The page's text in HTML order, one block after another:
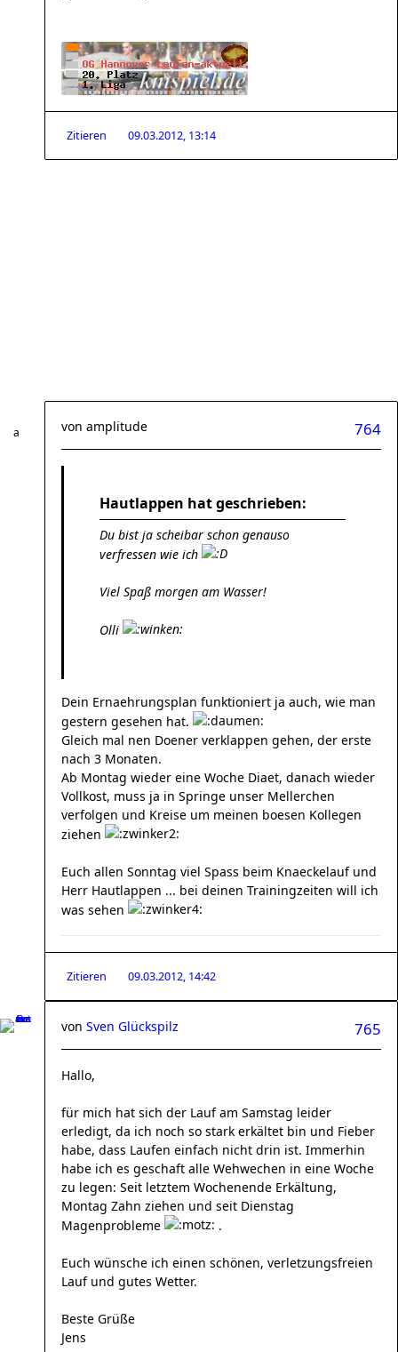
Zitieren 09.03.2012, 13:14
764
von amplitude
Hautlappen hat geschrieben:
Du bist ja scheibar schon genauso
verfressen wie ich
Viel Spaß morgen am Wasser!
Olli
Dein Ernaehrungsplan funktioniert ja auch, wie man
gestern gesehen hat.
Gleich mal nen Doener verklappen gehen, der erste
nach 3 Monaten.
Ab Montag wieder eine Woche Diaet, danach wieder
Vollkost, muss ja in Springe unser Mellerchen
verfolgen und Kreise um meinen boesen Kollegen
ziehen
Euch allen Sonntag viel Spass beim Knaeckelauf und
Herr Hautlappen ... bei deinen Trainingzeiten will ich
was sehen
Zitieren 09.03.2012, 14:42
765
von Sven Glückspilz
Hallo,
für mich hat sich der Lauf am Samstag leider
erledigt, da ich noch so stark erkältet bin und Fieber
habe, dass Laufen einfach nicht drin ist. Immerhin
habe ich es geschaft alle Wehwechen in eine Woche
zu legen: Seit letztem Wochenende Erkältung,
Montag Zahn ziehen und seit Dienstag
Magenprobleme
.
Euch wünsche ich einen schönen, verletzungsfreien
Lauf und gutes Wetter.
Beste Grüße
Jens